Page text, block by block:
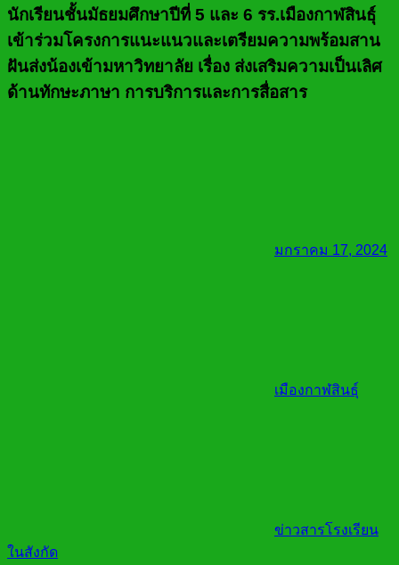
นักเรียนชั้นมัธยมศึกษาปีที่ 5 และ 6 รร.เมืองกาฬสินธุ์
เข้าร่วมโครงการแนะแนวและเตรียมความพร้อมสาน
ฝันส่งน้องเข้ามหาวิทยาลัย เรื่อง ส่งเสริมความเป็นเลิศ
ด้านทักษะภาษา การบริการและการสื่อสาร
มกราคม 17, 2024
เมืองกาฬสินธุ์
ข่าวสารโรงเรียน
ในสังกัด